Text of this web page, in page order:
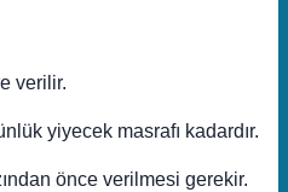
verilir.
yiyecek masrafı kadardır.
önce verilmesi gerekir.